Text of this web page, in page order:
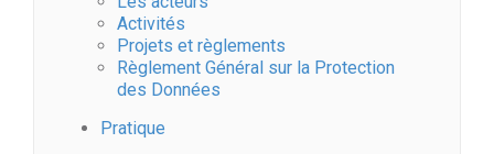
Activités
Projets et règlements
Règlement Général sur la Protection
des Données
Pratique